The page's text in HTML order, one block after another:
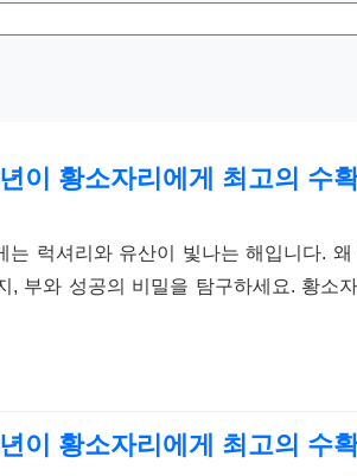
이 황소자리에게 최고의 수
는 럭셔리와 유산이 빛나는 해입니다.
, 부와 성공의 비밀을 탐구하세요. 황소
이 황소자리에게 최고의 수